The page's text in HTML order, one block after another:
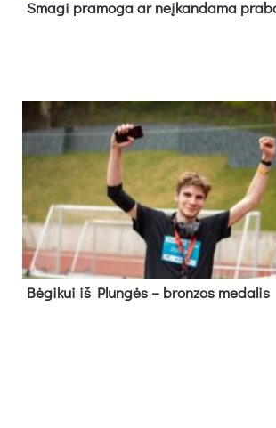
Sma­gi pra­mo­ga ar neį­kan­da­ma
Bė­gi­kui iš Plun­gės – bron­zos me­da­lis